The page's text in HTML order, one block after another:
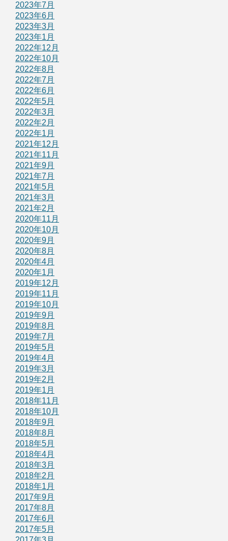
2023年7月
2023年6月
2023年3月
2023年1月
2022年12月
2022年10月
2022年8月
2022年7月
2022年6月
2022年5月
2022年3月
2022年2月
2022年1月
2021年12月
2021年11月
2021年9月
2021年7月
2021年5月
2021年3月
2021年2月
2020年11月
2020年10月
2020年9月
2020年8月
2020年4月
2020年1月
2019年12月
2019年11月
2019年10月
2019年9月
2019年8月
2019年7月
2019年5月
2019年4月
2019年3月
2019年2月
2019年1月
2018年11月
2018年10月
2018年9月
2018年8月
2018年5月
2018年4月
2018年3月
2018年2月
2018年1月
2017年9月
2017年8月
2017年6月
2017年5月